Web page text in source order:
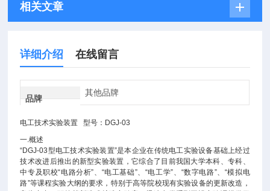
相关文章
详细介绍 在线留言
品牌
其他品牌
电工技术实验装置 型号：DGJ-03
一.概述
“DGJ-03型电工技术实验装置”是本企业在传统电工实验设备基础上经过
技术改进后推出的新型实验装置，它综合了目前我国大学本科、专科、
中专及职校“电路分析”、“电工基础”、“电工学”、“数字电路”、“模拟电
路”等课程实验大纲的要求，特别于高等院校现有实验设备的更新改造，